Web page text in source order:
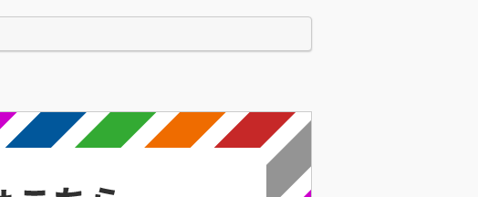
関係性の深い西洸人(IN
I)との待望のコラボレー
ション楽曲となる。
関係性の深い西洸人(IN
I)との待望のコラボレー
ション楽曲となる。